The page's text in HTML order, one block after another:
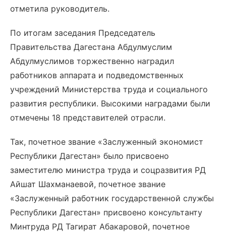
отметила руководитель.
По итогам заседания Председатель
Правительства Дагестана Абдулмуслим
Абдулмуслимов торжественно наградил
работников аппарата и подведомственных
учреждений Министерства труда и социального
развития республики. Высокими наградами были
отмечены 18 представителей отрасли.
Так, почетное звание «Заслуженный экономист
Республики Дагестан» было присвоено
заместителю министра труда и соцразвития РД
Айшат Шахманаевой, почетное звание
«Заслуженный работник государственной службы
Республики Дагестан» присвоено консультанту
Минтруда РД Тагират Абакаровой, почетное